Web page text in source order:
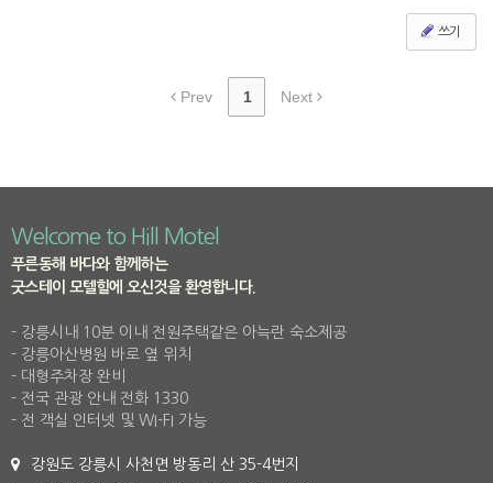
쓰기
Prev 1 Next
Welcome to Hill Motel
푸른동해 바다와 함께하는
굿스테이 모텔힐에 오신것을 환영합니다.
- 강릉시내 10분 이내 전원주택같은 아늑란 숙소제공
- 강릉아산병원 바로 옆 위치
- 대형주차장 완비
- 전국 관광 안내 전화 1330
- 전 객실 인터넷 및 WI-FI 가능
강원도 강릉시 사천면 방동리 산 35-4번지